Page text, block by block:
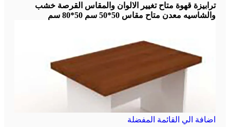
ترابيزة قهوة متاح تغيير الالوان والمقاس القرصة خشب
والشاسيه معدن متاح مقاس 50*50 سم 50*80 سم
اضافة الي القائمة المفضلة